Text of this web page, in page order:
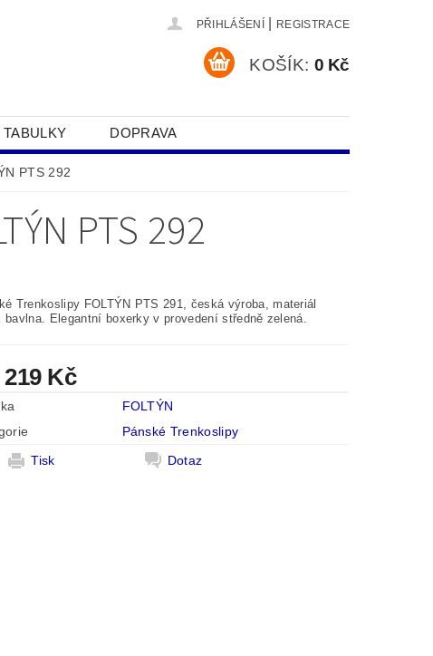
PŘIHLÁŠENÍ REGISTRACE
KOŠÍK: 0 Kč
DOPRAVA
OSOBNÍCH ÚDAJŮ
PTS 292
PTS 292
Trenkoslipy FOLTÝN PTS 291, česká výroba, materiál
bavlna. Elegantní boxerky v provedení středně zelená.
Kč
FOLTÝN
Pánské Trenkoslipy
Tisk
Dotaz